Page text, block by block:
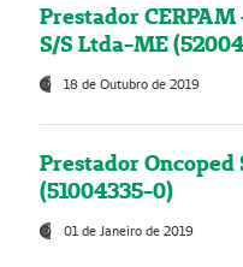
Prestador
S/S Ltda-ME
18 de Outubro de 2019
Prestador
(51004335-0)
01 de Janeiro de 2019